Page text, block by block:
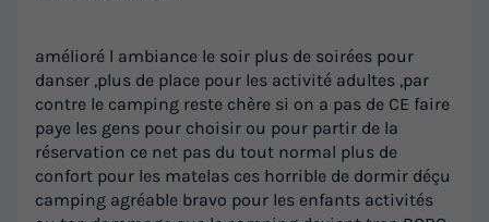
amélioré l ambiance le soir plus de soirées pour
danser ,plus de place pour les activité adultes ,par
contre le camping reste chère si on a pas de CE faire
paye les gens pour choisir ou pour partir de la
réservation ce net pas du tout normal plus de
confort pour les matelas ces horrible de dormir déçu
camping agréable bravo pour les enfants activités